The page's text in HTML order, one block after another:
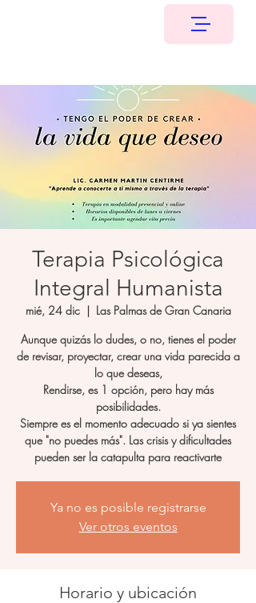
Terapia Psicológica
Integral Humanista
mié, 24 dic
  |
Las Palmas de Gran Canaria
Aunque quizás lo dudes, o no, tienes el poder
de revisar, proyectar, crear una vida parecida a
lo que deseas,
Rendirse, es 1 opción, pero hay más
posibilidades.
Siempre es el momento adecuado si ya sientes
que "no puedes más". Las crisis y dificultades
pueden ser la catapulta para reactivarte
Ya no es posible registrarse
Ver otros eventos
Horario y ubicación